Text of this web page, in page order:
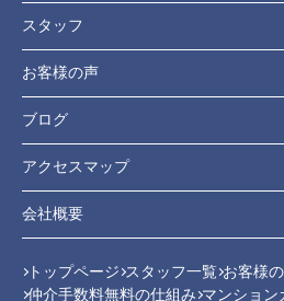
スタッフ
お客様の声
ブログ
アクセスマップ
会社概要
トップページ スタッフ一覧 お客様
仲介手数料無料の仕組み マンション